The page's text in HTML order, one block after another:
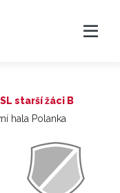
starší žáci B
hala Polanka